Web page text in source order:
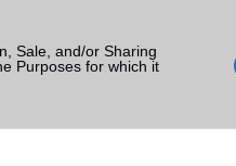
Sale, and/or Sharing
Purposes for which it
Nincs